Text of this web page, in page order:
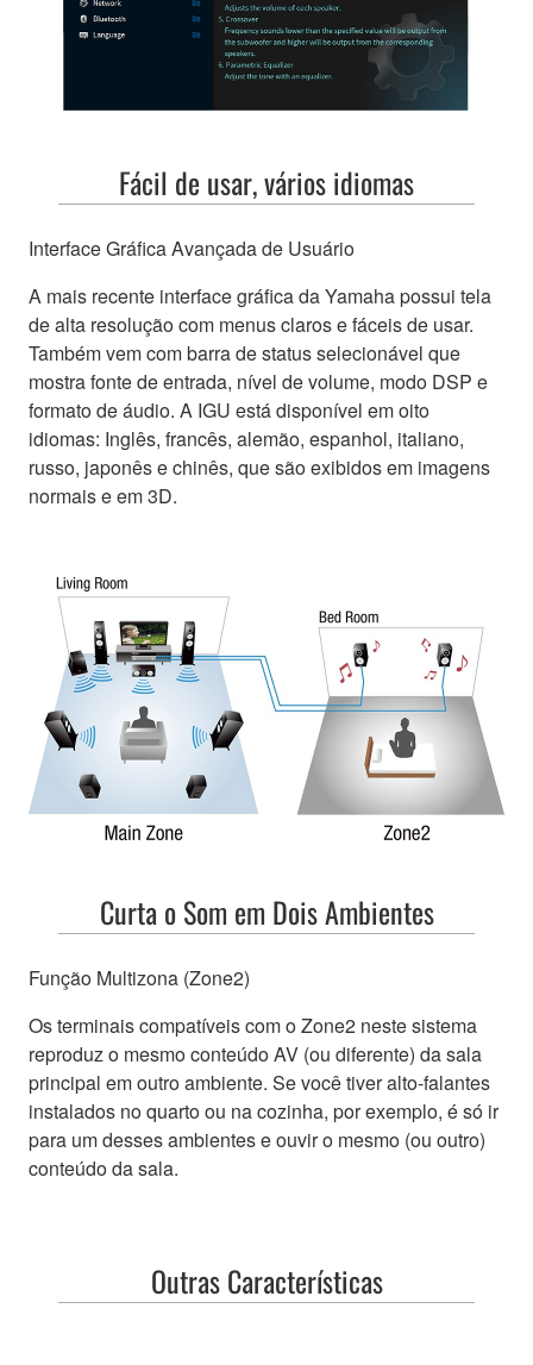
Fácil de usar, vários idiomas
Interface Gráfica Avançada de Usuário
A mais recente interface gráfica da Yamaha possui tela
de alta resolução com menus claros e fáceis de usar.
Também vem com barra de status selecionável que
mostra fonte de entrada, nível de volume, modo DSP e
formato de áudio. A IGU está disponível em oito
idiomas: Inglês, francês, alemão, espanhol, italiano,
russo, japonês e chinês, que são exibidos em imagens
normais e em 3D.
Curta o Som em Dois Ambientes
Função Multizona (Zone2)
Os terminais compatíveis com o Zone2 neste sistema
reproduz o mesmo conteúdo AV (ou diferente) da sala
principal em outro ambiente. Se você tiver alto-falantes
instalados no quarto ou na cozinha, por exemplo, é só ir
para um desses ambientes e ouvir o mesmo (ou outro)
conteúdo da sala.
Outras Características